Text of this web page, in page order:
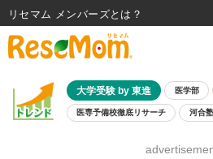
大学受験 by 東進 医学部
医専予備校徹底リサーチ 河合
8月開催学校説明会・
リセマム メンバーズ